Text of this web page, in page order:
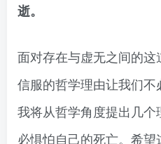
逝。
面对存在与虚无之间的
信服的哲学理由让我们不
我将从哲学角度提出几
必惧怕自己的死亡。希